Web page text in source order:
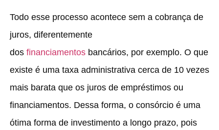
Todo esse processo acontece sem a cobrança de
juros, diferentemente
dos financiamentos bancários, por exemplo. O que
existe é uma taxa administrativa cerca de 10 vezes
mais barata que os juros de empréstimos ou
financiamentos. Dessa forma, o consórcio é uma
ótima forma de investimento a longo prazo, pois